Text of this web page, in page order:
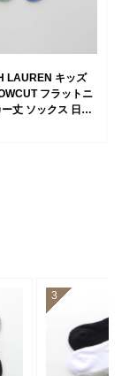
LAUREN キッズ
フラットニ
丈 ソックス 日本